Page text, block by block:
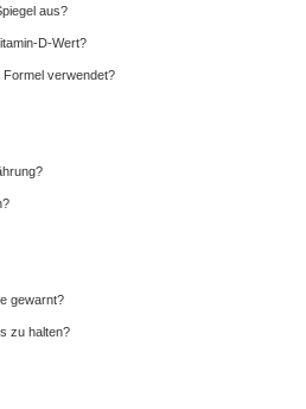
aus?
D-Wert?
Formel verwendet?
gewarnt?
zu halten?